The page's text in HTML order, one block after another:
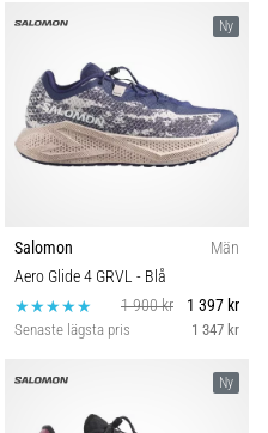
Ny
Salomon
Män
Aero Glide 4 GRVL - Blå
1 900 kr
1 397 kr
Senaste lägsta pris 1 347 kr
Ny